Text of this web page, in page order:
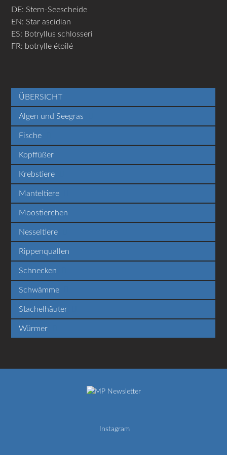
DE: Stern-Seescheide
EN: Star ascidian
ES: Botryllus schlosseri
FR: botrylle étoilé
ÜBERSICHT
Algen und Seegras
Fische
Kopffüßer
Krebstiere
Manteltiere
Moostierchen
Nesseltiere
Rippenquallen
Schnecken
Schwämme
Stachelhäuter
Würmer
Newsletter
Instagram